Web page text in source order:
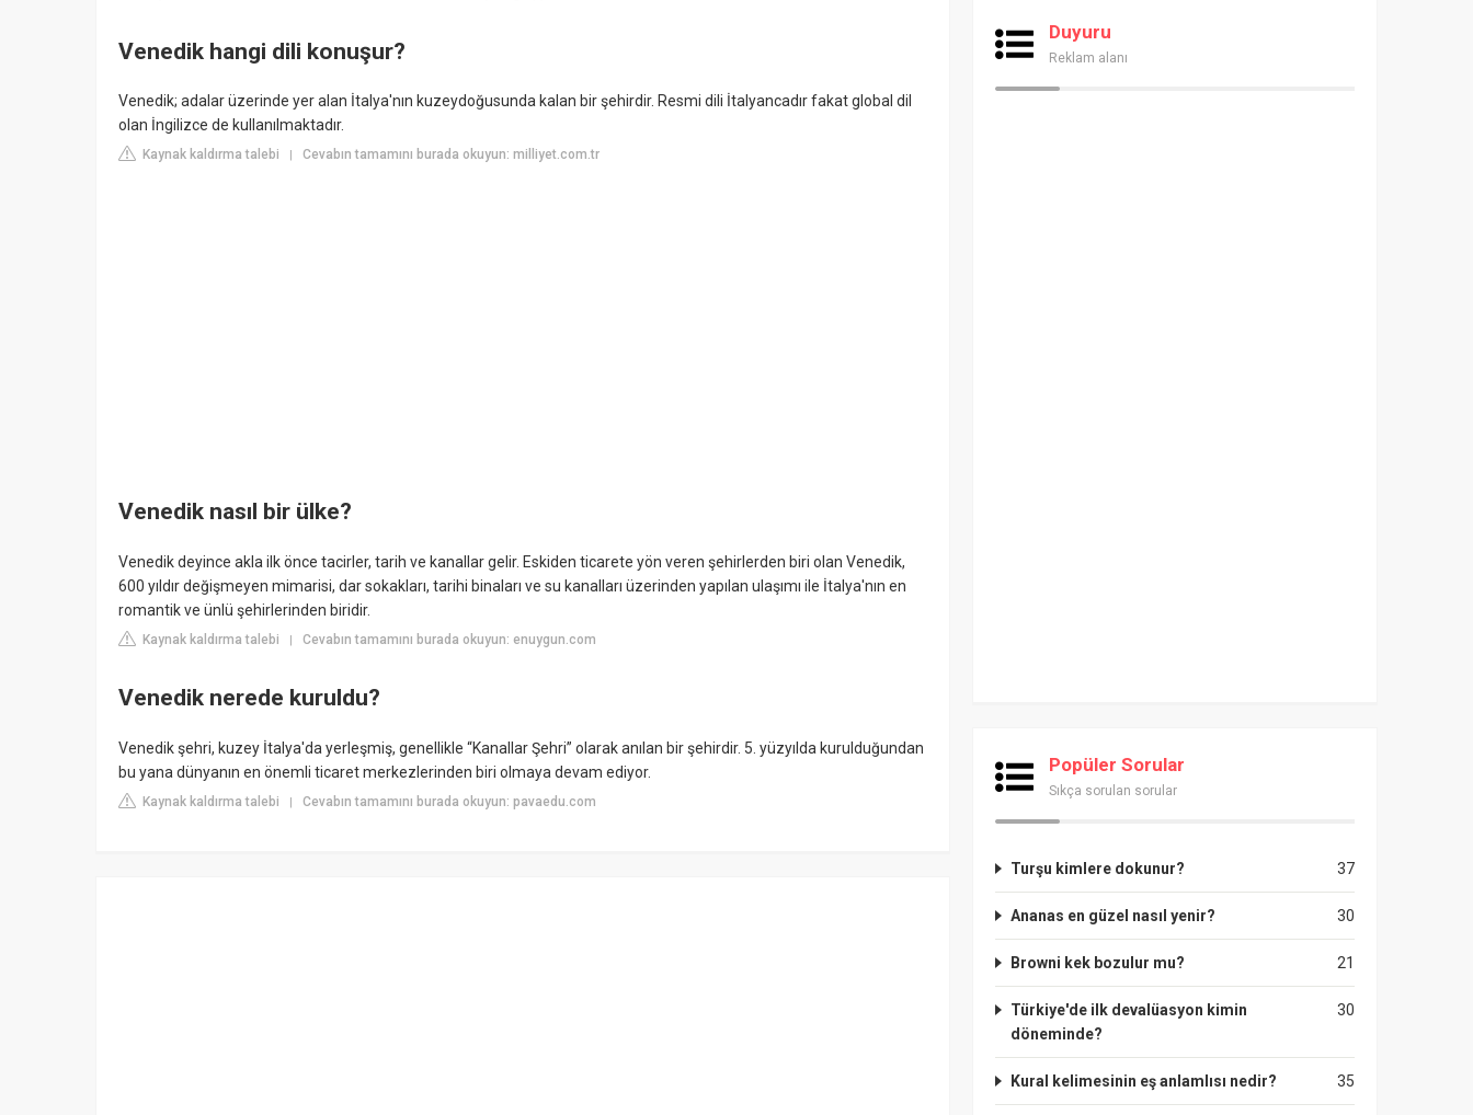
Venedik hangi dili konuşur?
Venedik; adalar üzerinde yer alan İtalya'nın kuzeydoğusunda kalan bir şehirdir. Resmi dili İtalyancadır fakat global dil
olan İngilizce de kullanılmaktadır.
Kaynak kaldırma talebi Cevabın tamamını burada okuyun: milliyet.com.tr
Venedik nasıl bir ülke?
Venedik deyince akla ilk önce tacirler, tarih ve kanallar gelir. Eskiden ticarete yön veren şehirlerden biri olan Venedik,
600 yıldır değişmeyen mimarisi, dar sokakları, tarihi binaları ve su kanalları üzerinden yapılan ulaşımı ile İtalya'nın en
romantik ve ünlü şehirlerinden biridir.
Kaynak kaldırma talebi | Cevabın tamamını burada okuyun: enuygun.com
Venedik nerede kuruldu?
Venedik şehri, kuzey İtalya'da yerleşmiş, genellikle “Kanallar Şehri” olarak anılan bir şehirdir. 5. yüzyılda kurulduğundan
bu yana dünyanın en önemli ticaret merkezlerinden biri olmaya devam ediyor.
Kaynak kaldırma talebi | Cevabın tamamını burada okuyun: pavaedu.com
Duyuru
Reklam alanı
Popüler Sorular
Sıkça sorulan sorular
37
Turşu kimlere dokunur?
30
Ananas en güzel nasıl yenir?
21
Browni kek bozulur mu?
30
Türkiye'de ilk devalüasyon kimin
döneminde?
35
Kural kelimesinin eş anlamlısı nedir?